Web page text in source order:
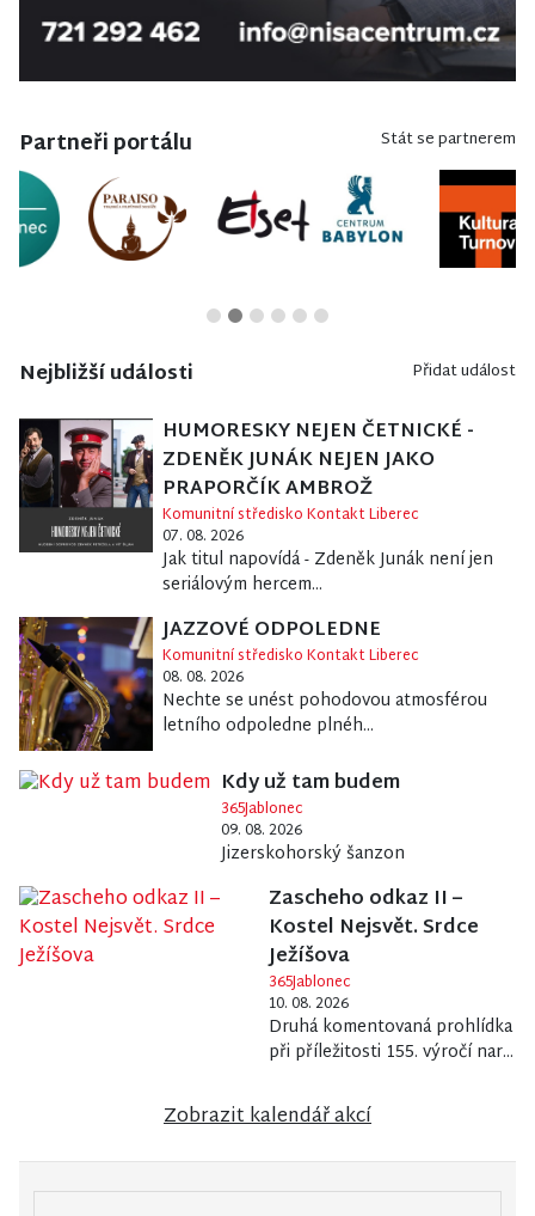
Partneři portálu Stát se partnerem
Nejbližší události Přidat událost
HUMORESKY NEJEN ČETNICKÉ -
ZDENĚK JUNÁK NEJEN JAKO
PRAPORČÍK AMBROŽ
Komunitní středisko Kontakt Liberec
07. 08. 2026
Jak titul napovídá - Zdeněk Junák není jen
seriálovým hercem...
JAZZOVÉ ODPOLEDNE
Komunitní středisko Kontakt Liberec
08. 08. 2026
Nechte se unést pohodovou atmosférou
letního odpoledne plnéh...
Kdy už tam budem
365Jablonec
09. 08. 2026
Jizerskohorský šanzon
Zascheho odkaz II –
Kostel Nejsvět. Srdce
Ježíšova
365Jablonec
10. 08. 2026
Druhá komentovaná prohlídka
při příležitosti 155. výročí nar...
Zobrazit kalendář akcí